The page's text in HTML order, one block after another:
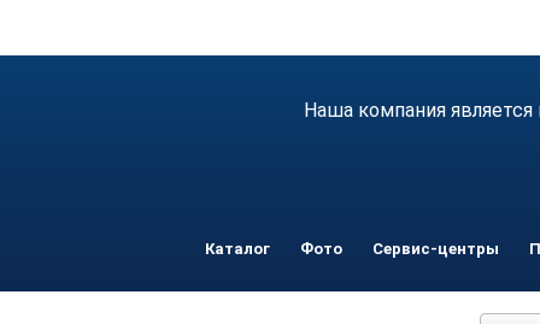
Наша компания
Каталог Фото Сервис-центры